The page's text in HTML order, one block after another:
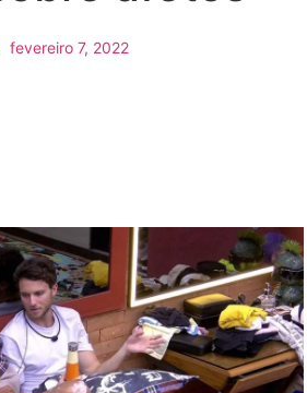
fevereiro 7, 2022